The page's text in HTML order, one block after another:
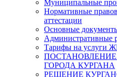
Муниципальные
Нормативные
аттестации
Основные
Административные
Тарифы на услуги
ГОРОДА КУРГАНА
РЕШЕНИЕ